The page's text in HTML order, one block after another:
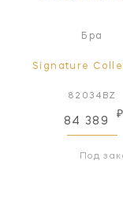
Бра
Signature
82034BZ
84 389
₽
Под